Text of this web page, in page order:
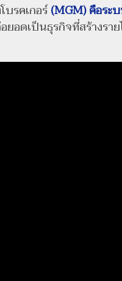
บรคเกอร์(MGM) คือร
อดเป็นธุรกิจที่สร้างรา